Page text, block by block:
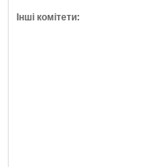
Інші комітети: